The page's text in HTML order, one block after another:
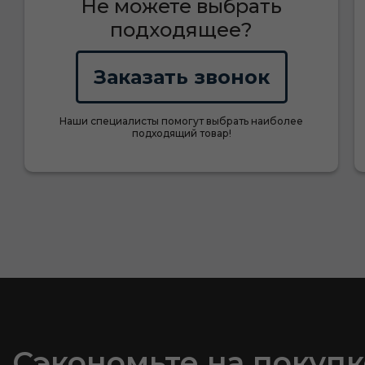
Не можете выбрать
подходящее?
Заказать звонок
Наши специалисты помогут выбрать наиболее
подходящий товар!